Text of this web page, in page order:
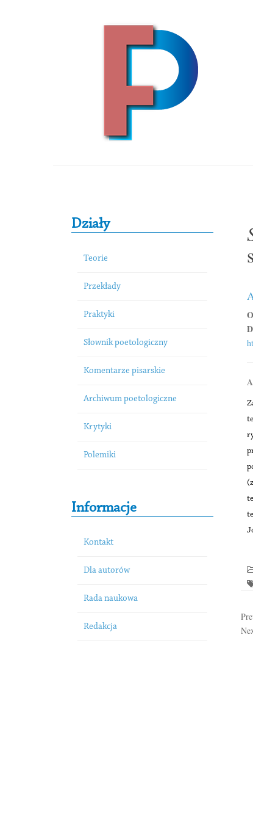
Primary Sidebar
Działy
Teorie
Przekłady
Praktyki
Słownik poetologiczny
Komentarze pisarskie
Archiwum poetologiczne
Krytyki
Polemiki
Informacje
Kontakt
Dla autorów
Rada naukowa
Redakcja